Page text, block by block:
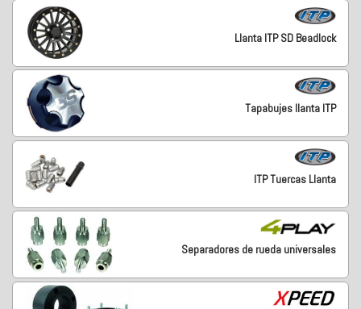
Llanta ITP SD Beadlock
Tapabujes llanta ITP
ITP Tuercas Llanta
Separadores de rueda universales